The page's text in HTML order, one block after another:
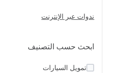
ندوات عبر الإنترنت
ابحث حسب التصنيف
تمويل السيارات